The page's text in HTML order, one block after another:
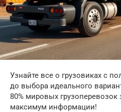
Узнайте все о грузовиках с
до выбора идеального
80% мировых грузоперевозок
максимум информации!